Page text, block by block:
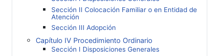
Sección II Colocación Familiar o en Entidad de
Atención
Sección III Adopción
Capítulo IV Procedimiento Ordinario
Sección I Disposiciones Generales